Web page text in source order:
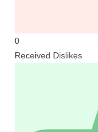
0
Received Dislikes